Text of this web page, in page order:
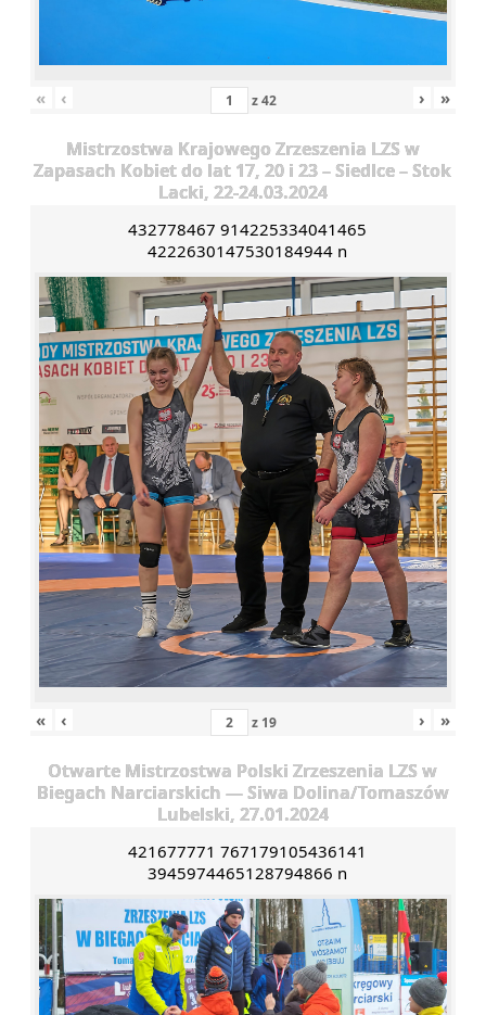
« ‹ z42 › »
Mistrzostwa Krajowego Zrzeszenia LZS w
Zapasach Kobiet do lat 17, 20 i 23 – Siedlce – Stok
Lacki, 22-24.03.2024
432778467 914225334041465
4222630147530184944 n
« ‹ z 19 › »
Otwarte Mistrzostwa Polski Zrzeszenia LZS w
Biegach Narciarskich — Siwa Dolina/Tomaszów
Lubelski, 27.01.2024
421677771 767179105436141
3945974465128794866 n